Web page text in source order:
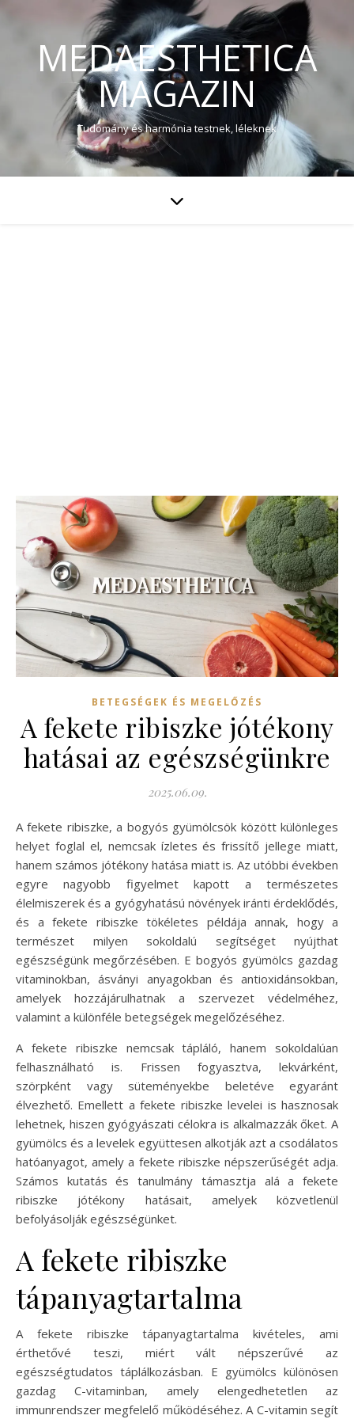
MEDAESTHETICA
MAGAZIN
Tudomány és harmónia testnek, léleknek
BETEGSÉGEK ÉS MEGELŐZÉS
A fekete ribiszke jótékony
hatásai az egészségünkre
2025.06.09.
A fekete ribiszke, a bogyós gyümölcsök között különleges
helyet foglal el, nemcsak ízletes és frissítő jellege miatt,
hanem számos jótékony hatása miatt is. Az utóbbi években
egyre nagyobb figyelmet kapott a természetes
élelmiszerek és a gyógyhatású növények iránti érdeklődés,
és a fekete ribiszke tökéletes példája annak, hogy a
természet milyen sokoldalú segítséget nyújthat
egészségünk megőrzésében. E bogyós gyümölcs gazdag
vitaminokban, ásványi anyagokban és antioxidánsokban,
amelyek hozzájárulhatnak a szervezet védelméhez,
valamint a különféle betegségek megelőzéséhez.
A fekete ribiszke nemcsak tápláló, hanem sokoldalúan
felhasználható is. Frissen fogyasztva, lekvárként,
szörpként vagy süteményekbe beletéve egyaránt
élvezhető. Emellett a fekete ribiszke levelei is hasznosak
lehetnek, hiszen gyógyászati célokra is alkalmazzák őket. A
gyümölcs és a levelek együttesen alkotják azt a csodálatos
hatóanyagot, amely a fekete ribiszke népszerűségét adja.
Számos kutatás és tanulmány támasztja alá a fekete
ribiszke jótékony hatásait, amelyek közvetlenül
befolyásolják egészségünket.
A fekete ribiszke
tápanyagtartalma
A fekete ribiszke tápanyagtartalma kivételes, ami
érthetővé teszi, miért vált népszerűvé az
egészségtudatos táplálkozásban. E gyümölcs különösen
gazdag C-vitaminban, amely elengedhetetlen az
immunrendszer megfelelő működéséhez. A C-vitamin segít